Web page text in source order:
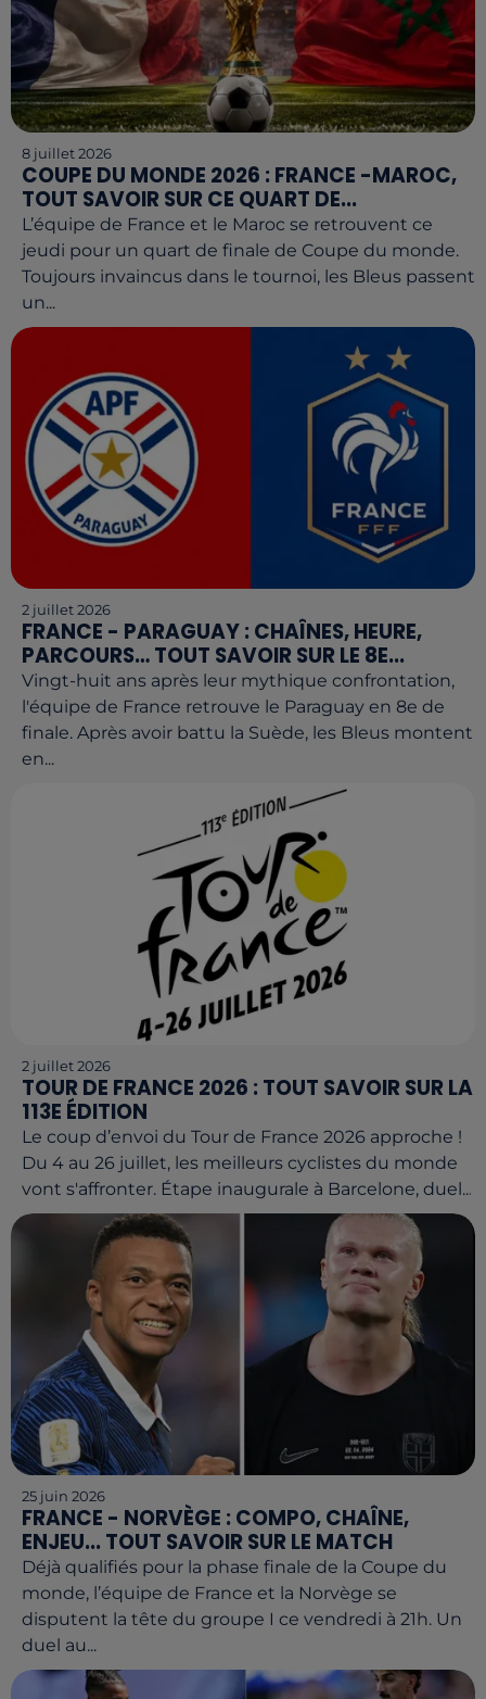
8 juillet 2026
COUPE DU MONDE 2026 : FRANCE -MAROC,
TOUT SAVOIR SUR CE QUART DE...
L’équipe de France et le Maroc se retrouvent ce
jeudi pour un quart de finale de Coupe du monde.
Toujours invaincus dans le tournoi, les Bleus passent
un...
2 juillet 2026
FRANCE - PARAGUAY : CHAÎNES, HEURE,
PARCOURS… TOUT SAVOIR SUR LE 8E...
Vingt-huit ans après leur mythique confrontation,
l'équipe de France retrouve le Paraguay en 8e de
finale. Après avoir battu la Suède, les Bleus montent
en...
2 juillet 2026
TOUR DE FRANCE 2026 : TOUT SAVOIR SUR LA
113E ÉDITION
Le coup d’envoi du Tour de France 2026 approche !
Du 4 au 26 juillet, les meilleurs cyclistes du monde
vont s'affronter. Étape inaugurale à Barcelone, duel...
25 juin 2026
FRANCE - NORVÈGE : COMPO, CHAÎNE,
ENJEU... TOUT SAVOIR SUR LE MATCH
Déjà qualifiés pour la phase finale de la Coupe du
monde, l’équipe de France et la Norvège se
disputent la tête du groupe I ce vendredi à 21h. Un
duel au...